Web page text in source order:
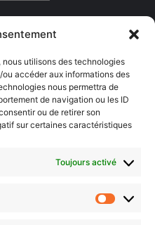
utilisons des technologies
accéder aux informations des
nous permettra de
de navigation ou les ID
ou de retirer son
sur certaines caractéristiques
Toujours activé